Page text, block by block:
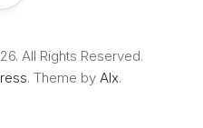
All Rights Reserved.
. Theme by Alx.